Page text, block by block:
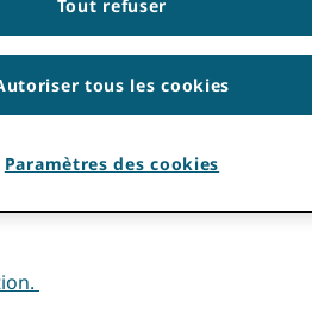
des membres.
Tout refuser
tous les cookies
Paramètres des cookies